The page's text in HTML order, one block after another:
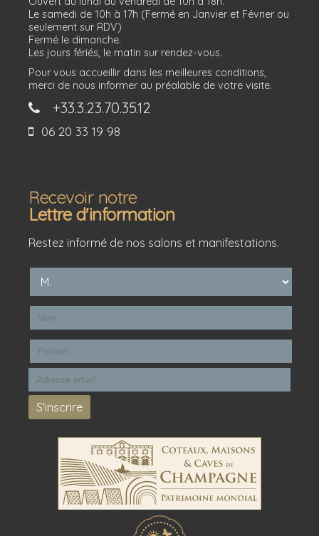
Le samedi de 10h à 17h (Fermé en Janvier et Février ou
seulement sur RDV)
Fermé le dimanche.
Les jours fériés, le matin sur rendez-vous.
Pour vous accueillir dans les meilleures conditions,
merci de nous informer au préalable de votre visite.
+33.3.23.70.35.12
06 20 33 19 98
Recevoir notre
Lettre d'information
Restez informé de nos salons et manifestations.